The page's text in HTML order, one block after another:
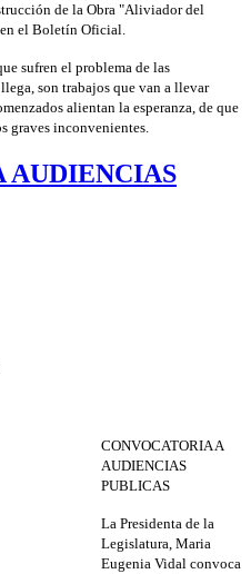
de la Obra "Aliviador del
el Boletín Oficial.
sufren el problema de las
son trabajos que van a llevar
alientan la esperanza, de que
graves inconvenientes.
AUDIENCIAS
CONVOCATORIA A
AUDIENCIAS
PUBLICAS
La Presidenta de la
Legislatura, Maria
Eugenia Vidal convoca